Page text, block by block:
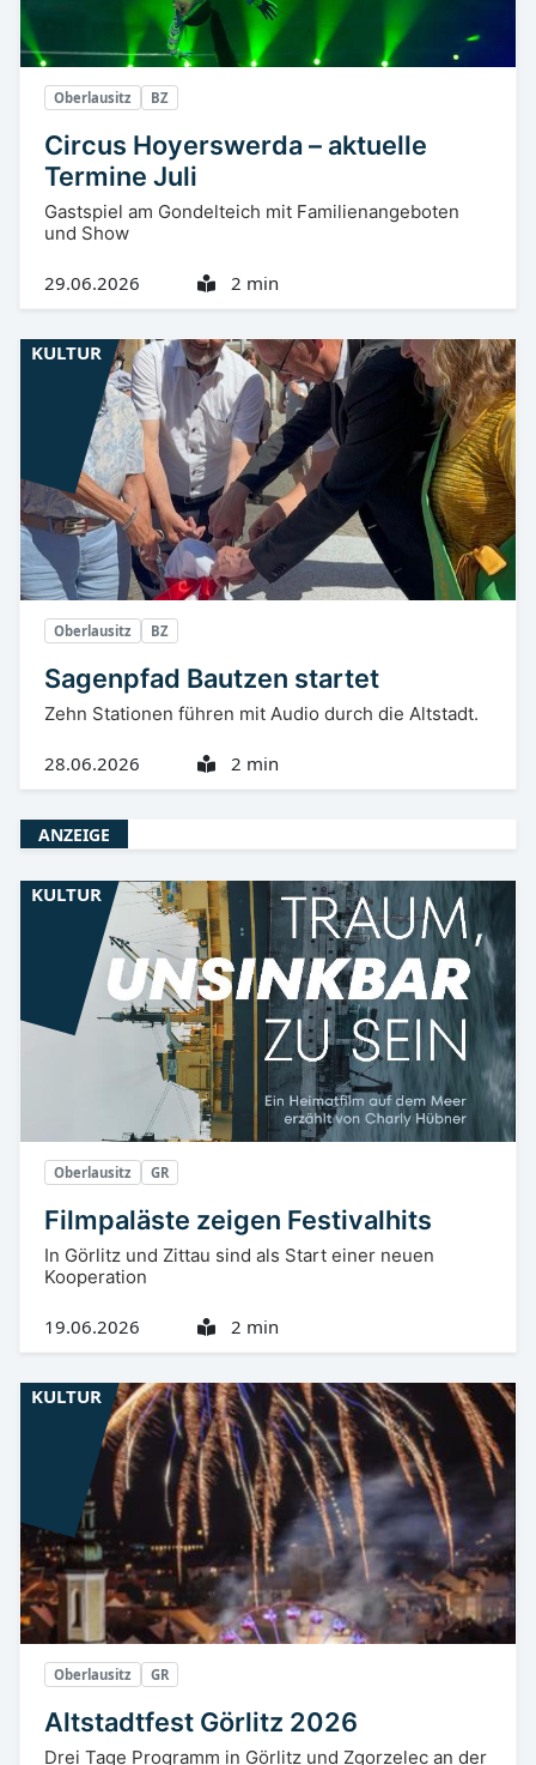
Oberlausitz BZ
Circus Hoyerswerda – aktuelle
Termine Juli
Gastspiel am Gondelteich mit Familienangeboten
und Show
29.06.2026 2 min
Oberlausitz BZ
Sagenpfad Bautzen startet
Zehn Stationen führen mit Audio durch die Altstadt.
28.06.2026 2 min
KULTUR
ANZEIGE
Oberlausitz GR
Filmpaläste zeigen Festivalhits
In Görlitz und Zittau sind als Start einer neuen
Kooperation
19.06.2026 2 min
KULTUR
Oberlausitz GR
Altstadtfest Görlitz 2026
Drei Tage Programm in Görlitz und Zgorzelec an der
KULTUR